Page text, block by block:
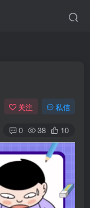
关注 私信
0 38 10